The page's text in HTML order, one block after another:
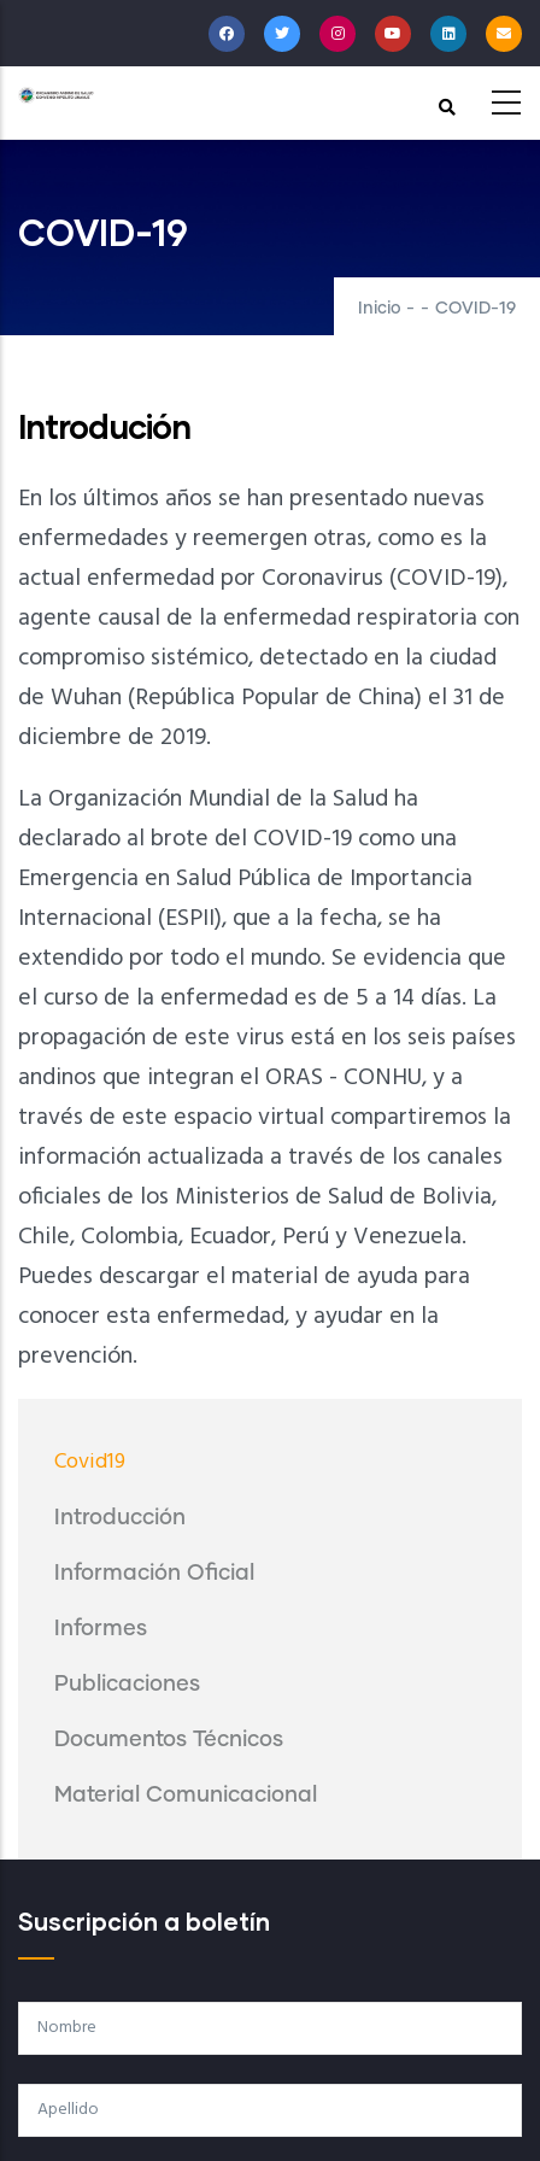
al
contenido
principal
COVID-19
Inicio - - COVID-19
Introdución
En los últimos años se han presentado nuevas
enfermedades y reemergen otras, como es la
actual enfermedad por Coronavirus (COVID-19),
agente causal de la enfermedad respiratoria con
compromiso sistémico, detectado en la ciudad
de Wuhan (República Popular de China) el 31 de
diciembre de 2019.
La Organización Mundial de la Salud ha
declarado al brote del COVID-19 como una
Emergencia en Salud Pública de Importancia
Internacional (ESPII), que a la fecha, se ha
extendido por todo el mundo. Se evidencia que
el curso de la enfermedad es de 5 a 14 días. La
propagación de este virus está en los seis países
andinos que integran el ORAS - CONHU, y a
través de este espacio virtual compartiremos la
información actualizada a través de los canales
oficiales de los Ministerios de Salud de Bolivia,
Chile, Colombia, Ecuador, Perú y Venezuela.
Puedes descargar el material de ayuda para
conocer esta enfermedad, y ayudar en la
prevención.
Menu
Covid19
Covid19
Introducción
Información Oficial
Informes
Publicaciones
Documentos Técnicos
Material Comunicacional
Suscripción a boletín
Nombre
Apellido